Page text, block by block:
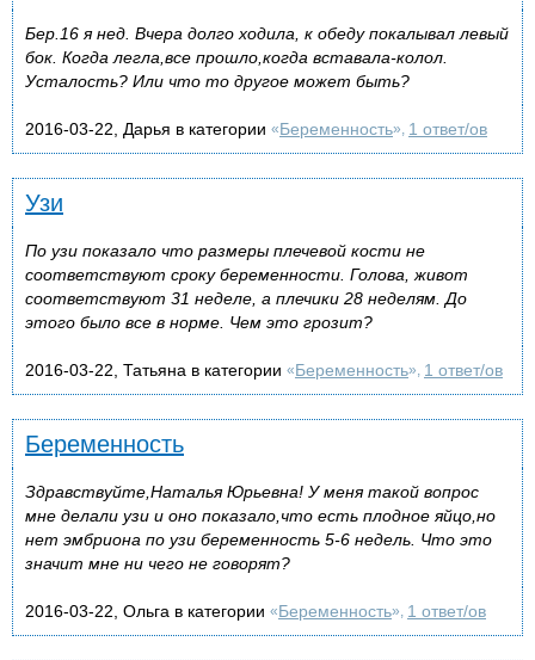
Бер.16 я нед. Вчера долго ходила, к обеду покалывал левый
бок. Когда легла,все прошло,когда вставала-колол.
Усталость? Или что то другое может быть?
2016-03-22, Дарья в категории «Беременность», 1 ответ/ов
Узи
По узи показало что размеры плечевой кости не
соответствуют сроку беременности. Голова, живот
соответствуют 31 неделе, а плечики 28 неделям. До
этого было все в норме. Чем это грозит?
2016-03-22, Татьяна в категории «Беременность», 1 ответ/ов
Беременность
Здравствуйте,Наталья Юрьевна! У меня такой вопрос
мне делали узи и оно показало,что есть плодное яйцо,но
нет эмбриона по узи беременность 5-6 недель. Что это
значит мне ни чего не говорят?
2016-03-22, Ольга в категории «Беременность», 1 ответ/ов